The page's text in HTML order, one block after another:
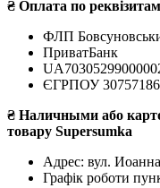
₴ Оплата по
ФЛП
ПриватБанк
ЄГРПОУ
₴ Наличными або
товару Supersumka
Адрес: вул.
Графік роботи